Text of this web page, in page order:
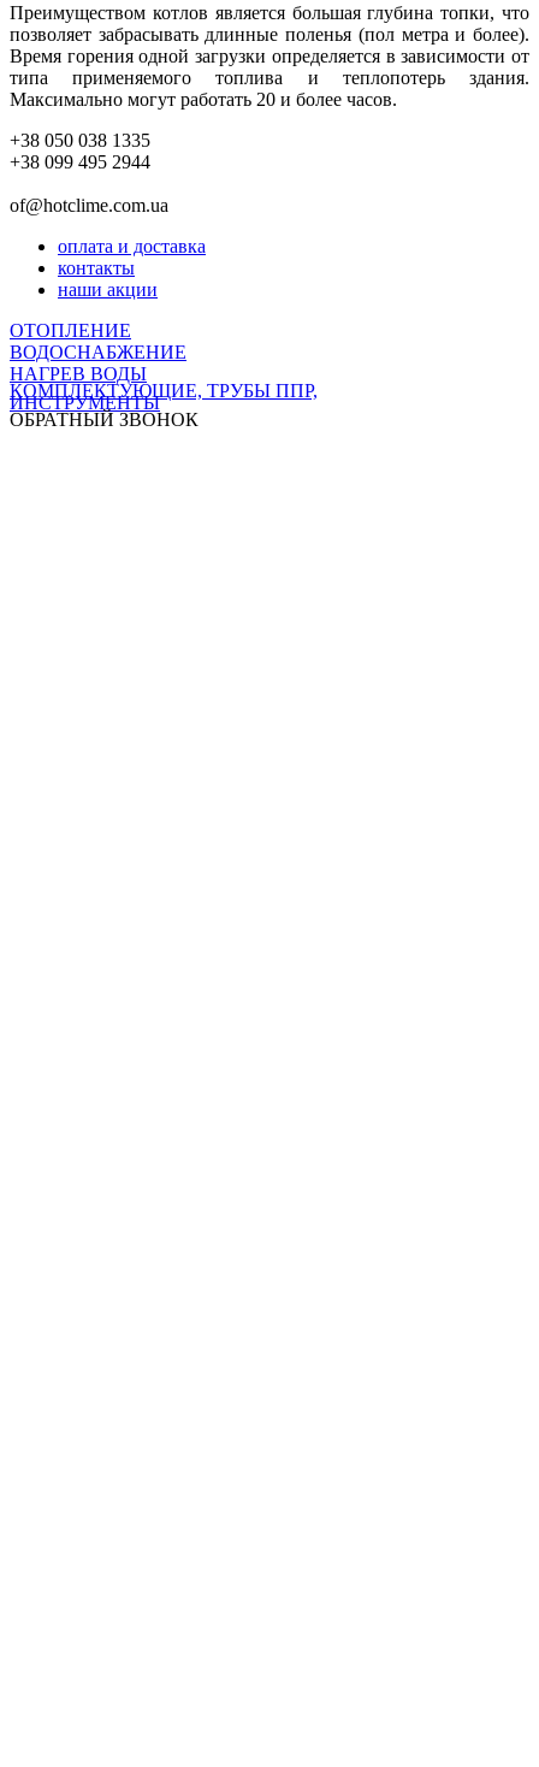
Преимуществом котлов является большая глубина топки, что
позволяет забрасывать длинные поленья (пол метра и более).
Время горения одной загрузки определяется в зависимости от
типа применяемого топлива и теплопотерь здания.
Максимально могут работать 20 и более часов.
+38 050 038 1335
+38 099 495 2944
of@hotclime.com.ua
оплата и доставка
контакты
наши акции
ОТОПЛЕНИЕ
ВОДОСНАБЖЕНИЕ
НАГРЕВ ВОДЫ
КОМПЛЕКТУЮЩИЕ, ТРУБЫ ППР,
ИНСТРУМЕНТЫ
ОБРАТНЫЙ ЗВОНОК